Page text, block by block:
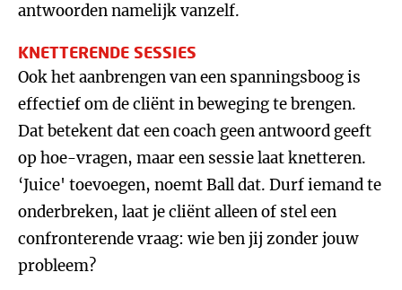
antwoorden namelijk vanzelf.
KNETTERENDE SESSIES
Ook het aanbrengen van een spanningsboog is
effectief om de cliënt in beweging te brengen.
Dat betekent dat een coach geen antwoord geeft
op hoe-vragen, maar een sessie laat knetteren.
‘Juice' toevoegen, noemt Ball dat. Durf iemand te
onderbreken, laat je cliënt alleen of stel een
confronterende vraag: wie ben jij zonder jouw
probleem?